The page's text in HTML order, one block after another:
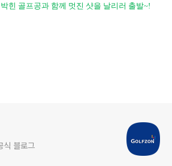
힌 골프공과 함께 멋진 샷을 날리러 출발~!
블로그